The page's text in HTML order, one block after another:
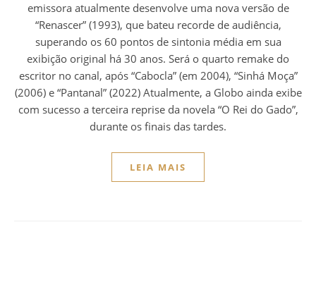
emissora atualmente desenvolve uma nova versão de
“Renascer” (1993), que bateu recorde de audiência,
superando os 60 pontos de sintonia média em sua
exibição original há 30 anos. Será o quarto remake do
escritor no canal, após “Cabocla” (em 2004), “Sinhá Moça”
(2006) e “Pantanal” (2022) Atualmente, a Globo ainda exibe
com sucesso a terceira reprise da novela “O Rei do Gado”,
durante os finais das tardes.
LEIA MAIS